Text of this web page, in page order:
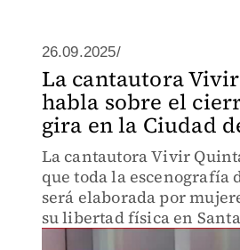
26.09.2025/
La cantautora
habla sobre el
gira en la Ciudad
La cantautora Vivir
que toda la escenografía
será elaborada por
su libertad física en
parte del compromiso con